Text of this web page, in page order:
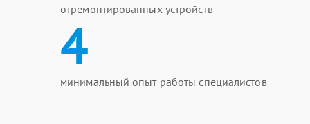
отремонтированных устройств
4
минимальный опыт работы специалистов